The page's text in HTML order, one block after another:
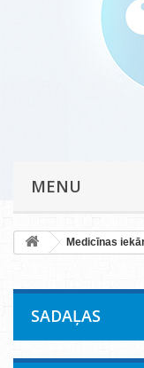
MENU
Medicīnas
SADAĻAS